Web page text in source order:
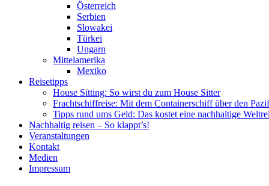
Österreich
Serbien
Slowakei
Türkei
Ungarn
Mittelamerika
Mexiko
Reisetipps
House Sitting: So wirst du zum House Sitter
Frachtschiffreise: Mit dem Containerschiff über den
Tipps rund ums Geld: Das kostet eine nachhaltige
Nachhaltig reisen – So klappt’s!
Veranstaltungen
Kontakt
Medien
Impressum